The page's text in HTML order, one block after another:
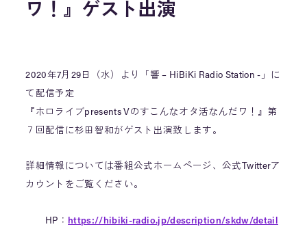
ワ！』ゲスト出演
2020年7月29日（水）より「響 – HiBiKi Radio Station -」に
て配信予定
『ホロライブpresents Vのすこんなオタ活なんだワ！』第
７回配信に杉田智和がゲスト出演致します。
詳細情報については番組公式ホームページ、公式Twitterア
カウントをご覧ください。
HP： https://hibiki-radio.jp/description/skdw/detail